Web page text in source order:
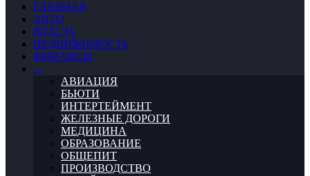
ГЛАВНАЯ
АВТО
ВЛАСТЬ
НЕДВИЖИМОСТЬ
ФИНАНСЫ
…
АВИАЦИЯ
БЬЮТИ
ИНТЕРТЕЙМЕНТ
ЖЕЛЕЗНЫЕ ДОРОГИ
МЕДИЦИНА
ОБРАЗОВАНИЕ
ОБЩЕПИТ
ПРОИЗВОДСТВО